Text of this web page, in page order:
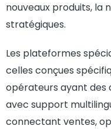
nouveaux produits, la
stratégiques.
Les plateformes
celles conçues
opérateurs ayant des
avec support
connectant ventes,